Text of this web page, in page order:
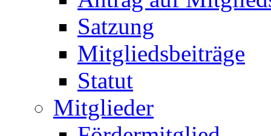
Satzung
Mitgliedsbeiträge
Statut
Mitglieder